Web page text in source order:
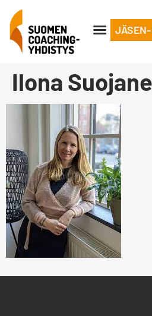
Ilona